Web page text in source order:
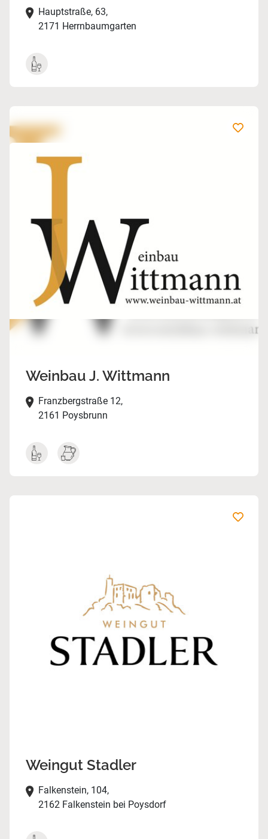
Hauptstraße, 63,
2171 Herrnbaumgarten
Weinbau J. Wittmann
Franzbergstraße 12,
2161 Poysbrunn
Weingut Stadler
Falkenstein, 104,
2162 Falkenstein bei Poysdorf